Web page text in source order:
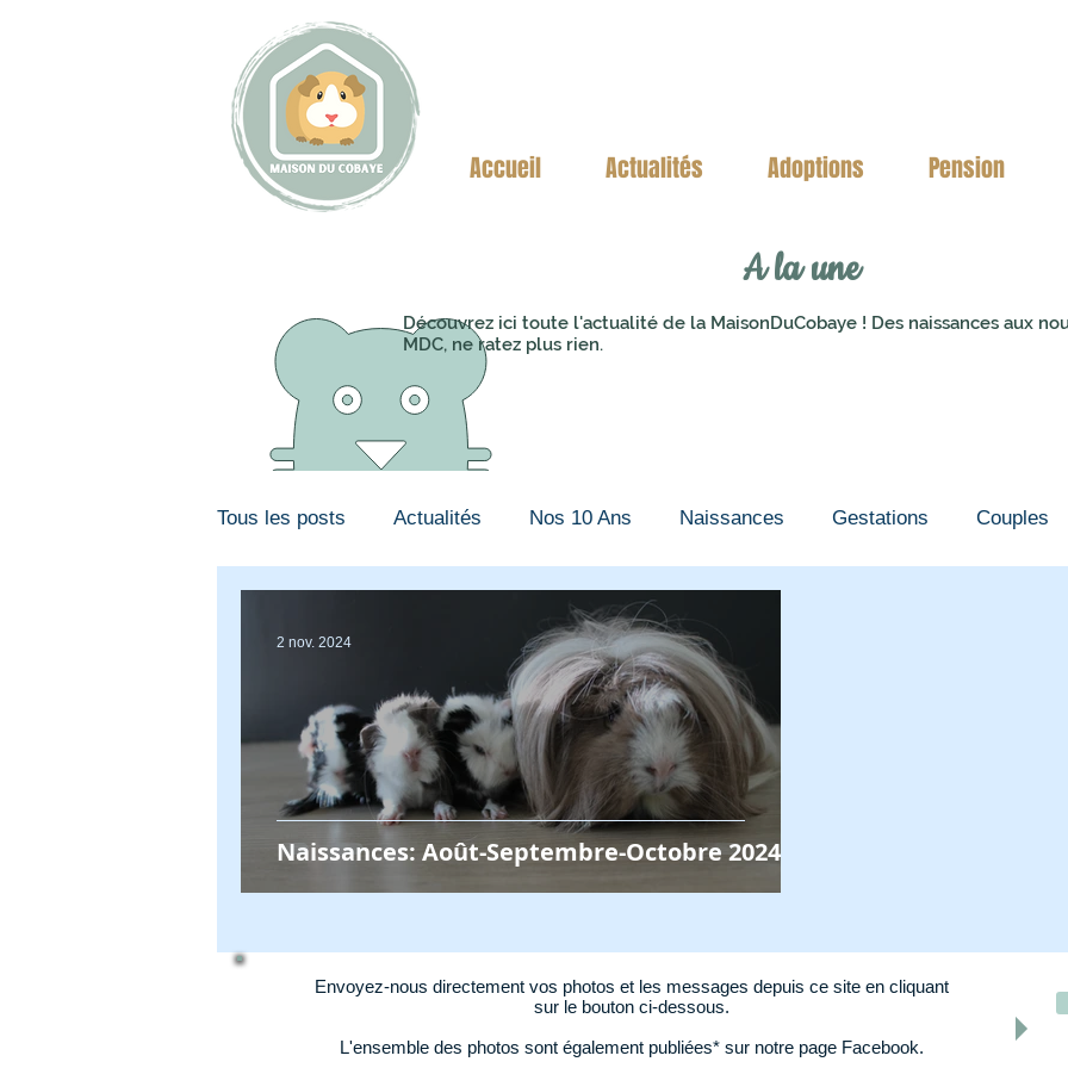
Accueil Actualités Adoptions Pension
A la une
Découvrez ici toute l'actualité de la MaisonDuCobaye ! Des naissances aux
MDC, ne ratez plus rien.
Tous les posts Actualités Nos 10 Ans Naissances Gestations Couples
Naissances: Août-Septembre-Octobre 2024
2 nov. 2024
Envoyez-nous directement vos photos et les messages depuis ce site en cliquant
sur le bouton ci-dessous.
L'ensemble des photos sont également publiées* sur notre page Facebook.